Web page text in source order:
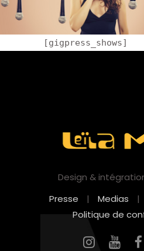
[gigpress_shows]
Design &
Presse
| Medias |
Politique de